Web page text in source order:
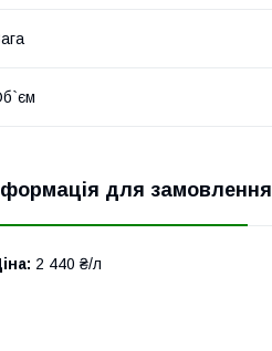
для замовлення
2 440 ₴/л